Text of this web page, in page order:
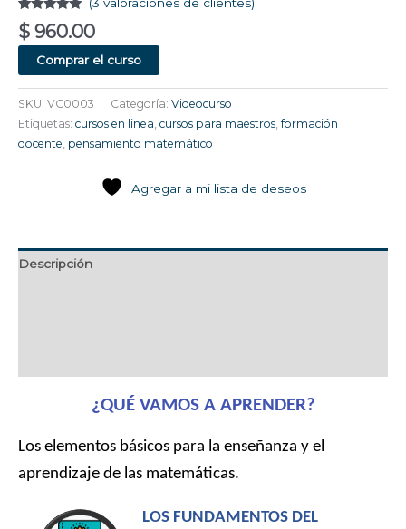
Valorado
con5.00de
5 en base
3
valoraciones
(3 valoraciones de clientes)
$ 960.00
Comprar el curso
SKU: VC0003 Categoría: Videocurso
Etiquetas: cursos en linea cursos para maestros formación
docente pensamiento matemático
Agregar a mi lista de deseos
Descripción
¿QUÉ VAMOS A APRENDER?
Los elementos básicos para la enseñanza y el
aprendizaje de las matemáticas.
LOS FUNDAMENTOS DEL